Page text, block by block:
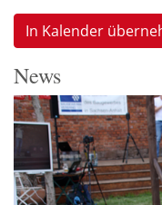
In Kalender
News